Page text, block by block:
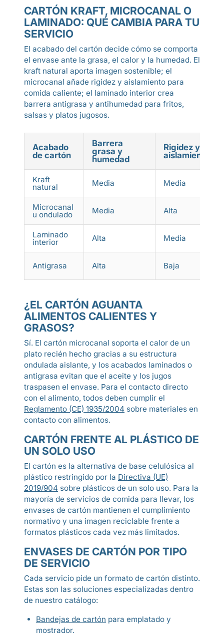
CARTÓN KRAFT, MICROCANAL O
LAMINADO: QUÉ CAMBIA PARA TU
SERVICIO
El acabado del cartón decide cómo se comporta
el envase ante la grasa, el calor y la humedad. El
kraft natural aporta imagen sostenible; el
microcanal añade rigidez y aislamiento para
comida caliente; el laminado interior crea
barrera antigrasa y antihumedad para fritos,
salsas y platos jugosos.
Acabado
de cartón
Barrera
grasa y
humedad
Rigidez y
aislamiento
Kraft
natural Media Media
Microcanal
u ondulado Media Alta
Laminado
interior Alta Media
Antigrasa Alta Baja
¿EL CARTÓN AGUANTA
ALIMENTOS CALIENTES Y
GRASOS?
Sí. El cartón microcanal soporta el calor de un
plato recién hecho gracias a su estructura
ondulada aislante, y los acabados laminados o
antigrasa evitan que el aceite y los jugos
traspasen el envase. Para el contacto directo
con el alimento, todos deben cumplir el
Reglamento (CE) 1935/2004 sobre materiales en
contacto con alimentos.
CARTÓN FRENTE AL PLÁSTICO DE
UN SOLO USO
El cartón es la alternativa de base celulósica al
plástico restringido por la Directiva (UE)
2019/904 sobre plásticos de un solo uso. Para la
mayoría de servicios de comida para llevar, los
envases de cartón mantienen el cumplimiento
normativo y una imagen reciclable frente a
formatos plásticos cada vez más limitados.
ENVASES DE CARTÓN POR TIPO
DE SERVICIO
Cada servicio pide un formato de cartón distinto.
Estas son las soluciones especializadas dentro
de nuestro catálogo:
Bandejas de cartón para emplatado y
mostrador.